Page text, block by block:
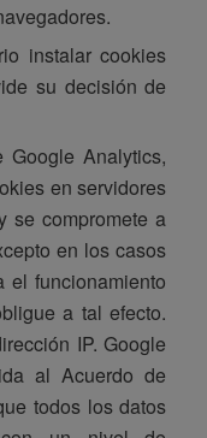
instalar cookies
su decisión de
Analytics,
en servidores
se compromete a
en los casos
el funcionamiento
a tal efecto.
IP. Google
al Acuerdo de
todos los datos